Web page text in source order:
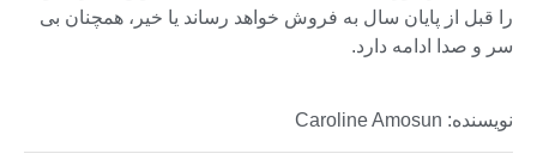
را قبل از پایان سال به فروش خواهد رساند یا خیر، همچنان بی
سر و صدا ادامه دارد.
نویسنده: Caroline Amosun